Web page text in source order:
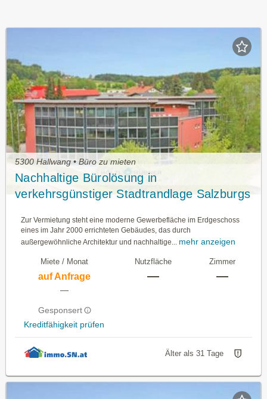
5300 Hallwang • Büro zu mieten
Nachhaltige Bürolösung in
verkehrsgünstiger Stadtrandlage Salzburgs
Zur Vermietung steht eine moderne Gewerbefläche im Erdgeschoss
eines im Jahr 2000 errichteten Gebäudes, das durch
außergewöhnliche Architektur und nachhaltige... mehr anzeigen
Miete / Monat
auf Anfrage
—
Gesponsert
Kreditfähigkeit prüfen
Nutzfläche
—
Zimmer
—
Älter als 31 Tage